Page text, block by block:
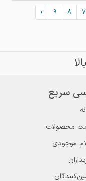
7
8
9
›
سریع
محصولات
موجودی